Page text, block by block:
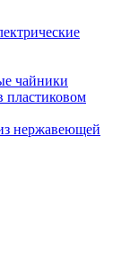
чайники
пластиковом
нержавеющей